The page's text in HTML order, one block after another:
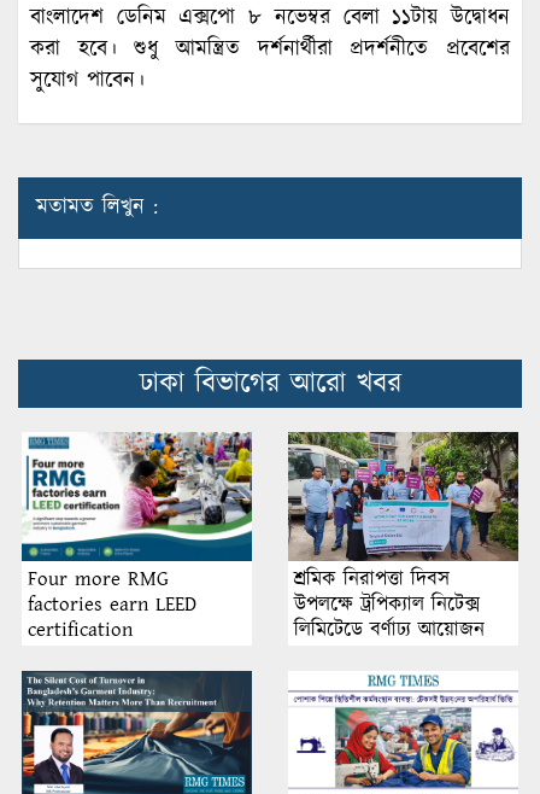
বাংলাদেশ ডেনিম এক্সপো ৮ নভেম্বর বেলা ১১টায় উদ্বোধন
করা হবে। শুধু আমন্ত্রিত দর্শনার্থীরা প্রদর্শনীতে প্রবেশের
সুযোগ পাবেন।
মতামত লিখুন :
ঢাকা বিভাগের আরো খবর
Four more RMG
factories earn LEED
certification
শ্রমিক নিরাপত্তা দিবস
উপলক্ষে ট্রপিক্যাল নিটেক্স
লিমিটেডে বর্ণাঢ্য আয়োজন